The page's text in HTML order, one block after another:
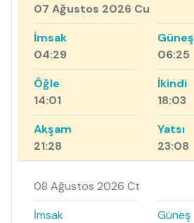
07 Ağustos 2026 Cu
İmsak
04:29
Güneş
06:25
Öğle
14:01
İkindi
18:03
Akşam
21:28
Yatsı
23:08
08 Ağustos 2026 Ct
İmsak
Güneş